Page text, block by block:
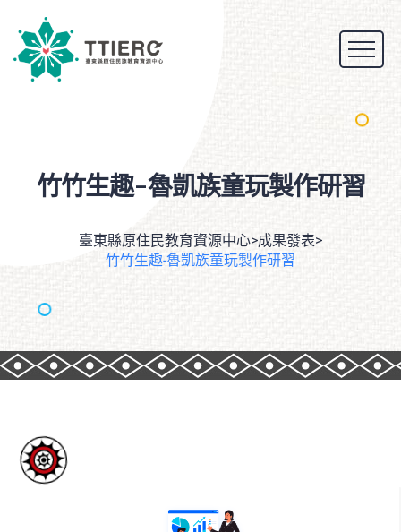
竹竹生趣-魯凱族童玩製作研習
臺東縣原住民教育資源中心>成果發表>
竹竹生趣-魯凱族童玩製作研習